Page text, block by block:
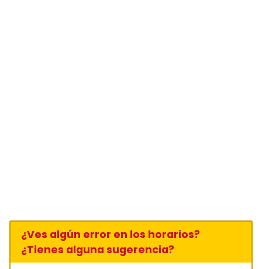
¿Ves algún error en los horarios?
¿Tienes alguna sugerencia?